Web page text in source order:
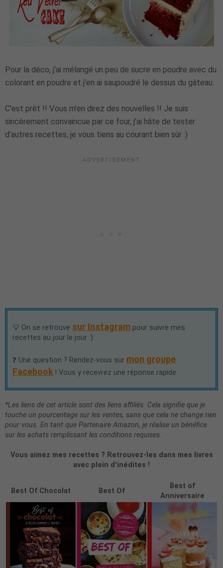
Pour la déco, j'ai mélangé un peu de sucre en poudre avec du
colorant en poudre et j'en ai saupoudré le dessus du gâteau.
C'est prêt !! Vous m'en direz des nouvelles !! Je suis
sincèrement convaincue par ce four, j'ai hâte de tester
d'autres recettes, je vous tiens au courant bien sûr :)
💡 On se retrouve sur Instagram pour suivre mes
recettes au jour le jour :)
❓ Une question ? Rendez-vous sur mon groupe
Facebook ! Vous y recevrez une réponse rapide.
*Les liens de cet article sont des liens affiliés. Cela signifie que je
touche un pourcentage sur les ventes, sans que cela ne change rien
pour vous. En tant que Partenaire Amazon, je réalise un bénéfice
sur les achats remplissant les conditions requises.
Vous aimez mes recettes ? Retrouvez-les dans mes livres
avec plein d'inédites !
Best Of Chocolat Best Of
Best of
Anniversaire